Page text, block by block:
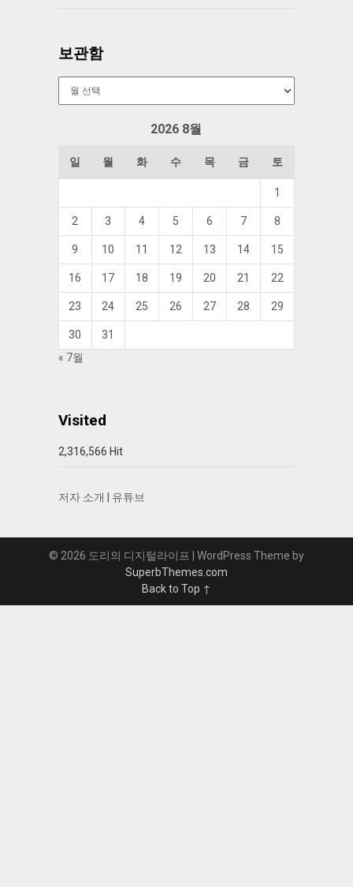
보관함
2026 8월
일 월 화 수 목 금 토
1
2 3 4 5 6 7 8
9 10 11 12 13 14 15
16 17 18 19 20 21 22
23 24 25 26 27 28 29
30
31
« 7월
Visited
2,316,566 Hit
저자 소개 유튜브
© 2026 도리의 디지털라이프
| WordPress Theme by
SuperbThemes.com
Back to Top ↑